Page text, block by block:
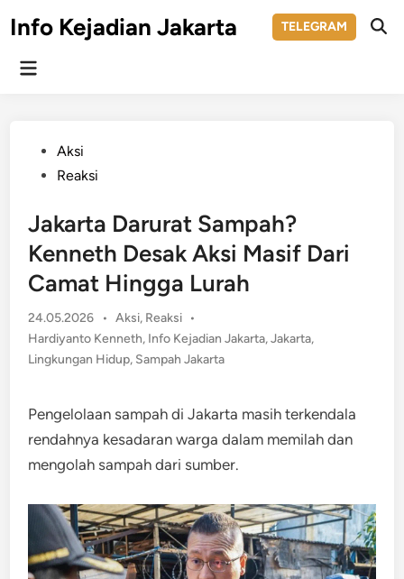
toInfo Kejadian Jakarta TELEGRAM
Main
PostedAksi
Reaksi
Jakarta Darurat Sampah?
Kenneth Desak Aksi Masif Dari
Camat Hingga Lurah
24.05.2026 • Posted
in
Aksi, Reaksi •
Hardiyanto Kenneth, Info Kejadian Jakarta,Jakarta,
Lingkungan Hidup, Sampah Jakarta
Pengelolaan sampah di Jakarta masih terkendala
rendahnya kesadaran warga dalam memilah dan
mengolah sampah dari sumber.